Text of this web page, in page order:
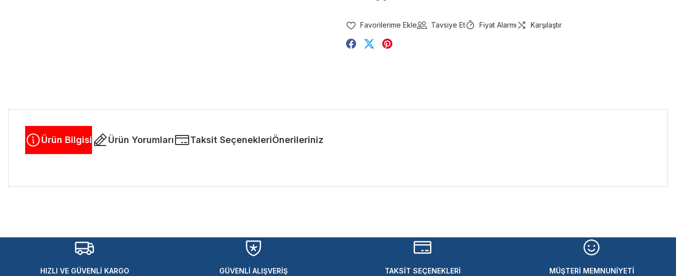
Tavsiye Et Fiyat Alarmı Karşılaştır
Ürün Bilgisi Ürün Yorumları Taksit SeçenekleriÖnerileriniz
Yorum Yaz
Ürün açıklamasında eksik bilgiler bulunuyor.
Ürün bilgilerinde hatalar bulunuyor.
Ürün fiyatı diğer sitelerden daha pahalı.
HIZLI VE GÜVENLİ KARGO GÜVENLİ ALIŞVERİŞ TAKSİT SEÇENEKLERİ MÜŞTERİ MEMNUNİYETİ